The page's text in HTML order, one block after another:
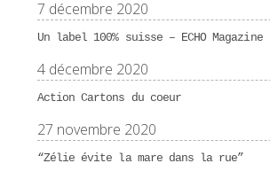
7 décembre 2020
Un label 100% suisse – ECHO Magazine
4 décembre 2020
Action Cartons du coeur
27 novembre 2020
“Zélie évite la mare dans la rue”